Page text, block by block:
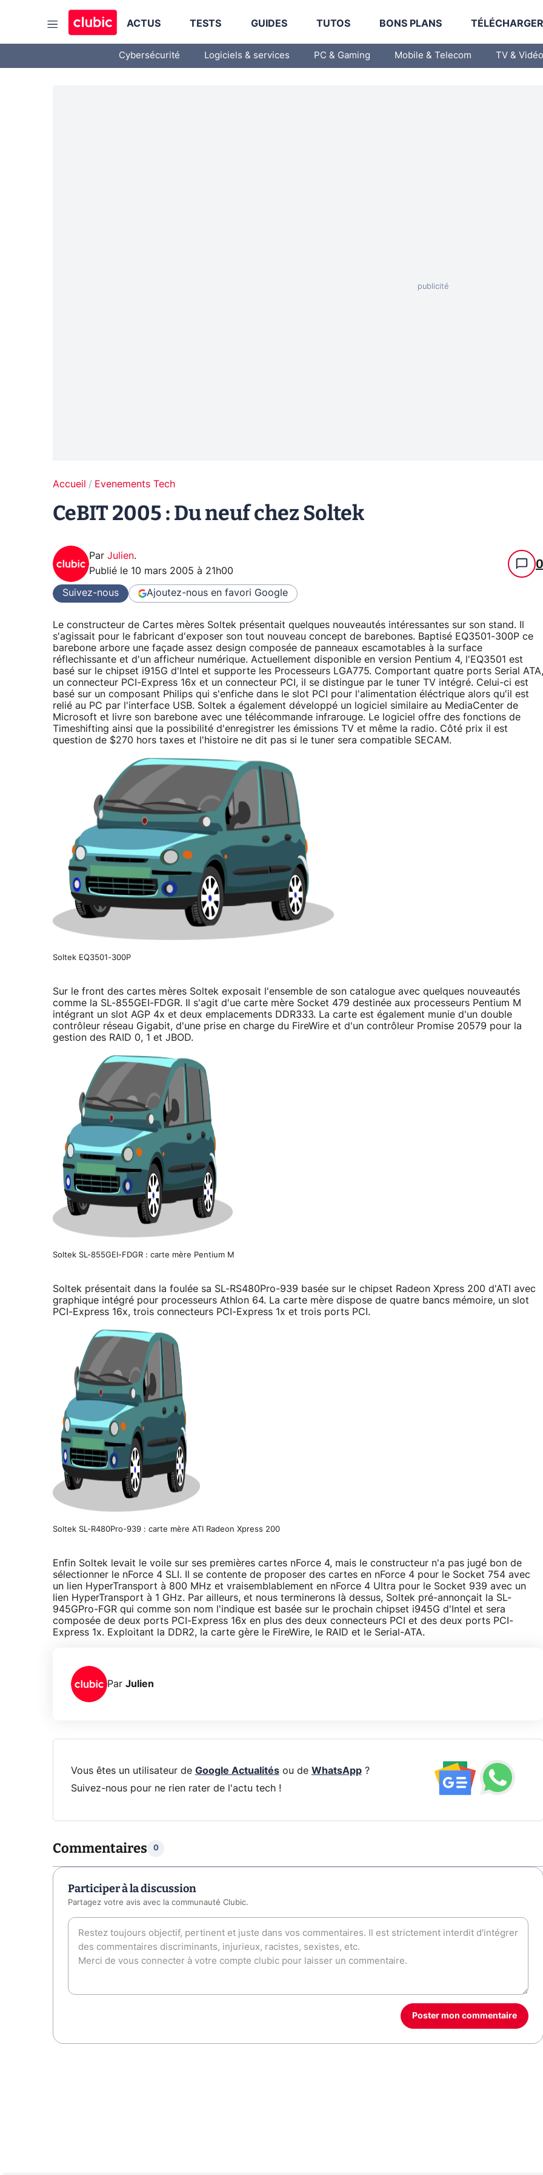
ACTUS TESTS GUIDES TUTOS BONS PLANS
Cybersécurité Logiciels & services PC & Gaming Mobile & Telecom TV & Vidéo
Accueil Evenements Tech
CeBIT 2005 : Du neuf chez Soltek
Par Julien.
Publié le 10 mars 2005 à 21h00 0
Suivez-nous Ajoutez-nous en favori Google
Le constructeur de Cartes mères Soltek présentait quelques nouveautés intéressantes sur son stand. Il
s'agissait pour le fabricant d'exposer son tout nouveau concept de barebones. Baptisé EQ3501-300P ce
barebone arbore une façade assez design composée de panneaux escamotables à la surface
réflechissante et d'un afficheur numérique. Actuellement disponible en version Pentium 4, l'EQ3501 est
basé sur le chipset i915G d'Intel et supporte les Processeurs LGA775. Comportant quatre ports Serial ATA,
un connecteur PCI-Express 16x et un connecteur PCI, il se distingue par le tuner TV intégré. Celui-ci est
basé sur un composant Philips qui s'enfiche dans le slot PCI pour l'alimentation éléctrique alors qu'il est
relié au PC par l'interface USB. Soltek a également développé un logiciel similaire au MediaCenter de
Microsoft et livre son barebone avec une télécommande infrarouge. Le logiciel offre des fonctions de
Timeshifting ainsi que la possibilité d'enregistrer les émissions TV et même la radio. Côté prix il est
question de $270 hors taxes et l'histoire ne dit pas si le tuner sera compatible SECAM.
Soltek EQ3501-300P
Sur le front des cartes mères Soltek exposait l'ensemble de son catalogue avec quelques nouveautés
comme la SL-855GEI-FDGR. Il s'agit d'ue carte mère Socket 479 destinée aux processeurs Pentium M
intégrant un slot AGP 4x et deux emplacements DDR333. La carte est également munie d'un double
contrôleur réseau Gigabit, d'une prise en charge du FireWire et d'un contrôleur Promise 20579 pour la
gestion des RAID 0, 1 et JBOD.
Soltek SL-855GEI-FDGR : carte mère Pentium M
Soltek présentait dans la foulée sa SL-RS480Pro-939 basée sur le chipset Radeon Xpress 200 d'ATI avec
graphique intégré pour processeurs Athlon 64. La carte mère dispose de quatre bancs mémoire, un slot
PCI-Express 16x, trois connecteurs PCI-Express 1x et trois ports PCI.
Soltek SL-R480Pro-939 : carte mère ATI Radeon Xpress 200
Enfin Soltek levait le voile sur ses premières cartes nForce 4, mais le constructeur n'a pas jugé bon de
sélectionner le nForce 4 SLI. Il se contente de proposer des cartes en nForce 4 pour le Socket 754 avec
un lien HyperTransport à 800 MHz et vraisemblablement en nForce 4 Ultra pour le Socket 939 avec un
lien HyperTransport à 1 GHz. Par ailleurs, et nous terminerons là dessus, Soltek pré-annonçait la SL-
945GPro-FGR qui comme son nom l'indique est basée sur le prochain chipset i945G d'Intel et sera
composée de deux ports PCI-Express 16x en plus des deux connecteurs PCI et des deux ports PCI-
Express 1x. Exploitant la DDR2, la carte gère le FireWire, le RAID et le Serial-ATA.
Par Julien
Vous êtes un utilisateur de Google Actualitésou de WhatsApp?
Suivez-nous pour ne rien rater de l'actu tech !
Commentaires 0
Participer à la discussion
Partagez votre avis avec la communauté Clubic.
Poster mon commentaire